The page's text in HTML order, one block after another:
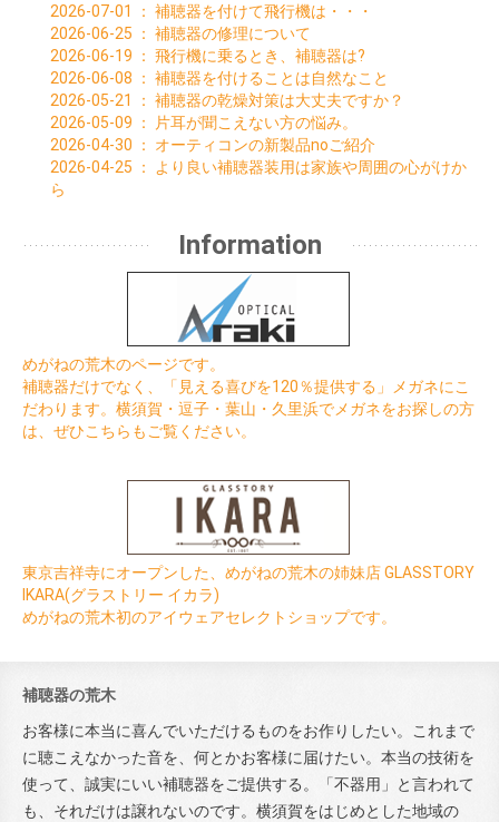
2026-07-01
： 補聴器を付けて飛行機は・・・
2026-06-25 ： 補聴器の修理について
2026-06-19 ： 飛行機に乗るとき、補聴器は?
2026-06-08 ： 補聴器を付けることは自然なこと
2026-05-21
： 補聴器の乾燥対策は大丈夫ですか？
2026-05-09 ：
片耳が聞こえない方の悩み。
2026-04-30 ： オーティコンの新製品noご紹介
2026-04-25 ： より良い補聴器装用は家族や周囲の心がけか
ら
Information
めがねの荒木のページです。
補聴器だけでなく、「見える喜びを120％提供する」メガネにこ
だわります。横須賀・逗子・葉山・久里浜でメガネをお探しの方
は、ぜひこちらもご覧ください。
東京吉祥寺にオープンした、めがねの荒木の姉妹店 GLASSTORY
IKARA(グラストリー イカラ)
めがねの荒木初のアイウェアセレクトショップです。
補聴器の荒木
お客様に本当に喜んでいただけるものをお作りしたい。これまで
に聴こえなかった音を、何とかお客様に届けたい。本当の技術を
使って、誠実にいい補聴器をご提供する。「不器用」と言われて
も、それだけは譲れないのです。横須賀をはじめとした地域の